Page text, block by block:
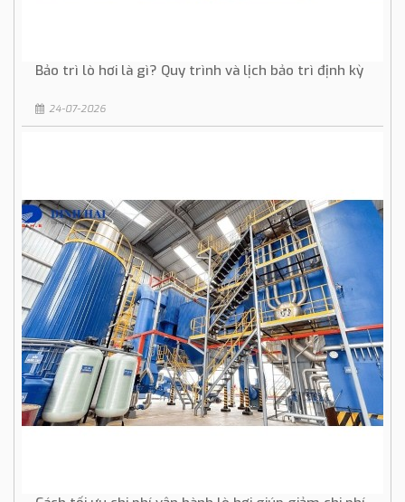
Bảo trì lò hơi là gì? Quy trình và lịch bảo trì định kỳ
24-07-2026